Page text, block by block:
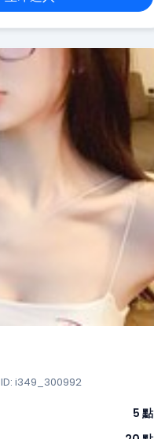
ID: i349_300992
5 點